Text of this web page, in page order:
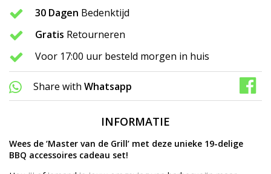
30 Dagen Bedenktijd
Gratis Retourneren
Voor 17:00 uur besteld morgen in huis
Share with Whatsapp
INFORMATIE
Wees de ‘Master van de Grill’ met deze unieke 19-delige
BBQ accessoires cadeau set!